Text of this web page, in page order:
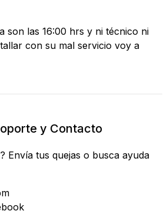
son las 16:00 hrs y ni técnico ni
con su mal servicio voy a
y Contacto
Envía tus quejas o busca ayuda